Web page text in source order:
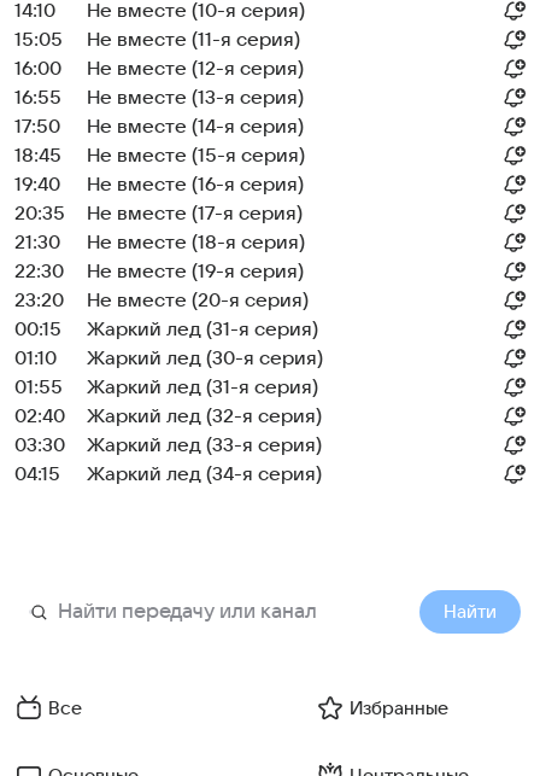
14:10
Не вместе (10-я серия)
15:05
Не вместе (11-я серия)
16:00
Не вместе (12-я серия)
16:55
Не вместе (13-я серия)
17:50
Не вместе (14-я серия)
18:45
Не вместе (15-я серия)
19:40
Не вместе (16-я серия)
20:35
Не вместе (17-я серия)
21:30
Не вместе (18-я серия)
22:30
Не вместе (19-я серия)
23:20
Не вместе (20-я серия)
00:15
Жаркий лед (31-я серия)
01:10
Жаркий лед (30-я серия)
01:55
Жаркий лед (31-я серия)
02:40
Жаркий лед (32-я серия)
03:30
Жаркий лед (33-я серия)
04:15
Жаркий лед (34-я серия)
Найти
Все Избранные